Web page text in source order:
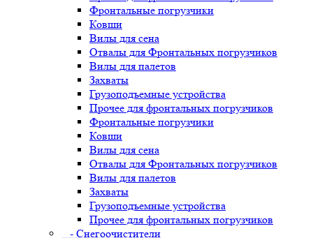
Фронтальные погрузчики
Ковши
Вилы для сена
Отвалы для Фронтальных погрузчиков
Вилы для палетов
Захваты
Грузоподъемные устройства
Прочее для фронтальных погрузчиков
Фронтальные погрузчики
Ковши
Вилы для сена
Отвалы для Фронтальных погрузчиков
Вилы для палетов
Захваты
Грузоподъемные устройства
Прочее для фронтальных погрузчиков
- Снегоочистители